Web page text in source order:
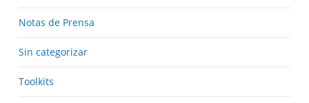
Notas de Prensa
Sin categorizar
Toolkits